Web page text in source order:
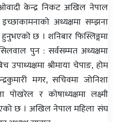
केन्द्र निकट अखिल नेपाल
अध्यक्षमा सम्झना
छ । शनिबार फिस्लिङ्गमा
पुन : सर्वसम्मत अध्यक्षमा
श्रीमाया चेपाङ, होम
मगर, सचिवमा जोनिशा
पोखरेल र कोषाध्यक्षमा लक्ष्मी
छ । अखिल नेपाल महिला संघ